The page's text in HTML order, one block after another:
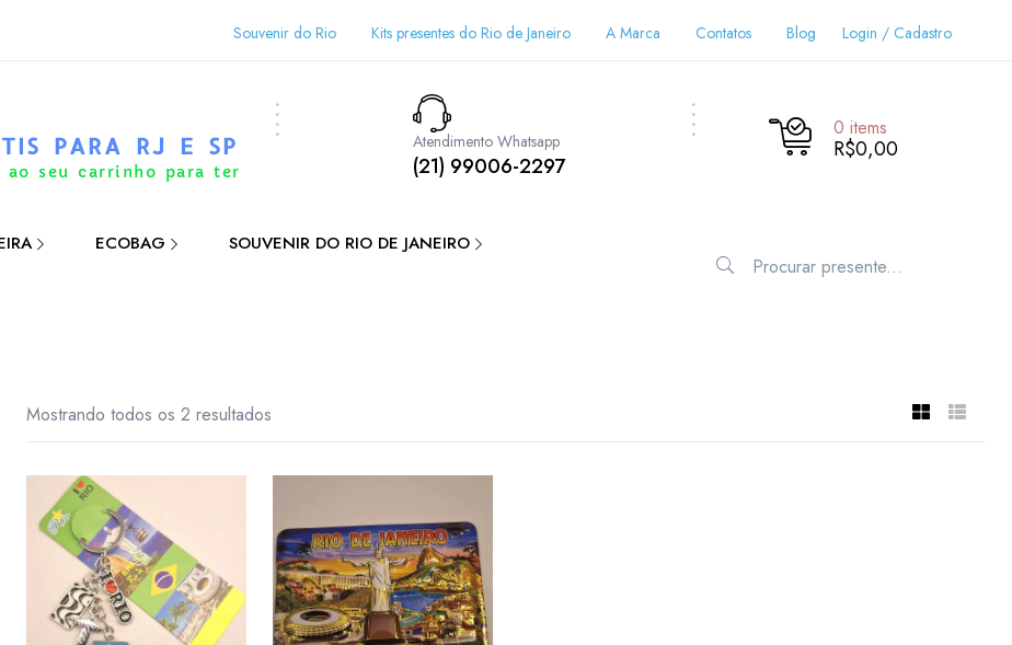
Souvenir do Rio Kits presentes do Rio de Janeiro A Marca Contatos Blog Login / Cadastro
PARA RJ E SP
ao seu carrinho para ter
Atendimento Whatsapp
(21) 99006-2297
0 items
R$0,00
ECOBAG
SOUVENIR DO RIO DE JANEIRO
Mostrando todos os 2 resultados